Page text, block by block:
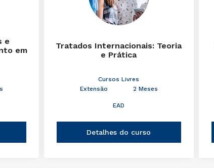
e
em
Tratados Internacionais: Teoria
e Prática
Cursos Livres
Extensão
2 Meses
EAD
Detalhes do curso